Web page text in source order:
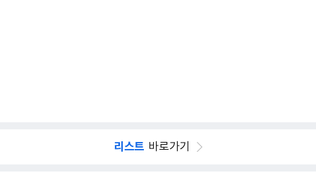
리스트 바로가기